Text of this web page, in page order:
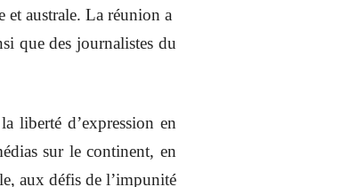
et australe. La réunion a
que des journalistes du
liberté d’expression en
sur le continent, en
aux défis de l’impunité